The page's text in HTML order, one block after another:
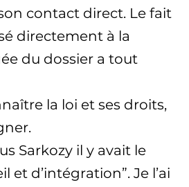
contact direct. Le fait
directement à la
du dossier a tout
la loi et ses droits,
Sarkozy il y avait le
et d’intégration”. Je l’ai